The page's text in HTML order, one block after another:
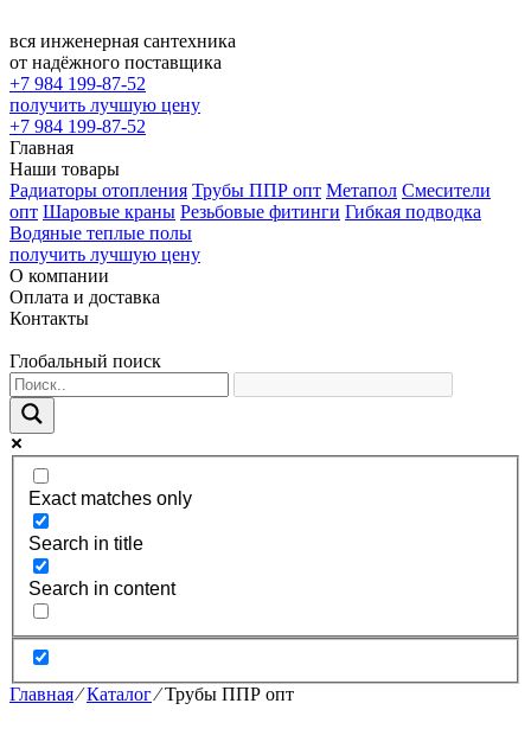
вся инженерная сантехника
от надёжного поставщика
+7 984 199-87-52
получить лучшую цену
+7 984 199-87-52
Главная
Наши товары
Радиаторы отопления Трубы ППР опт Метапол Смесители
опт Шаровые краны Резьбовые фитинги Гибкая подводка
Водяные теплые полы
получить лучшую цену
О компании
Оплата и доставка
Контакты
Глобальный поиск
Exact matches only
Search in title
Search in content
Главная⁄Каталог⁄Трубы ППР опт